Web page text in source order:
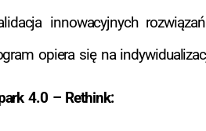
innowacyjnych
opiera się na
4.0 – Rethink: